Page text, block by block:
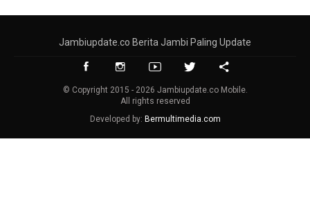
Jambiupdate.co Berita Jambi Paling Update
© Copyright 2015 - 2026 Jambiupdate.co Mobile.
All rights reserved
Developed by: Bermultimedia.com